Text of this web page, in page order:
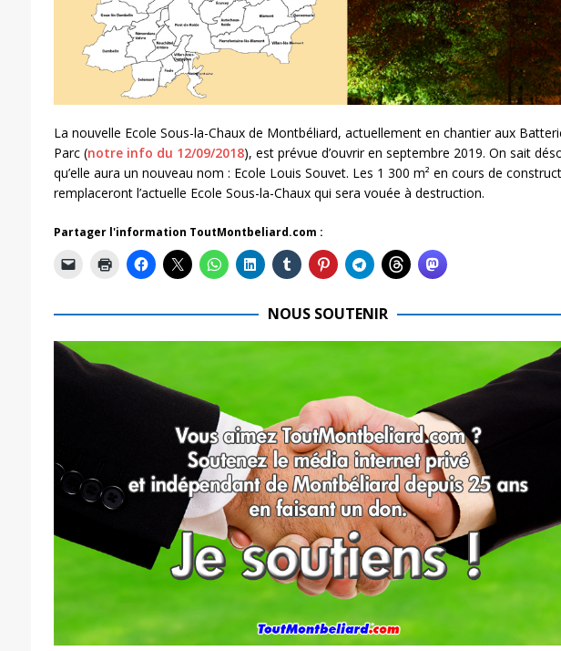
La nouvelle Ecole Sous-la-Chaux de Montbéliard, actuellement en chantier aux
Parc (notre info du 12/09/2018), est prévue d’ouvrir en septembre 2019. On sait
qu’elle aura un nouveau nom : Ecole Louis Souvet. Les 1 300 m² en cours de
remplaceront l’actuelle Ecole Sous-la-Chaux qui sera vouée à destruction.
Partager l'information ToutMontbeliard.com :
NOUS SOUTENIR